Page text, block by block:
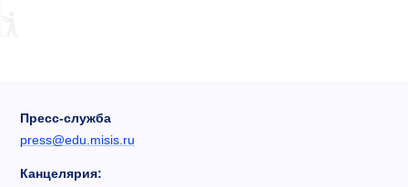
Пресс-служба
press@edu.misis.ru
Канцелярия: